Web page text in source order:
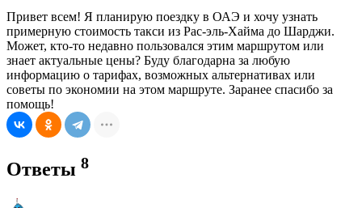
Привет всем! Я планирую поездку в ОАЭ и хочу узнать
примерную стоимость такси из Рас-эль-Хайма до Шарджи.
Может, кто-то недавно пользовался этим маршрутом или
знает актуальные цены? Буду благодарна за любую
информацию о тарифах, возможных альтернативах или
советы по экономии на этом маршруте. Заранее спасибо за
помощь!
Ответы 8